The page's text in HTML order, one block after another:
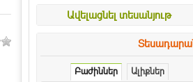
Ավելացնել տեսանյութ
Բաժիններ Ալիքներ